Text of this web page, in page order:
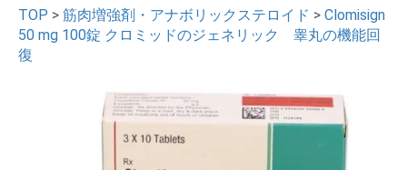
TOP > 筋肉増強剤・アナボリックステロイド > Clomisign
50 mg 100錠 クロミッドのジェネリック 睾丸の機能回
復